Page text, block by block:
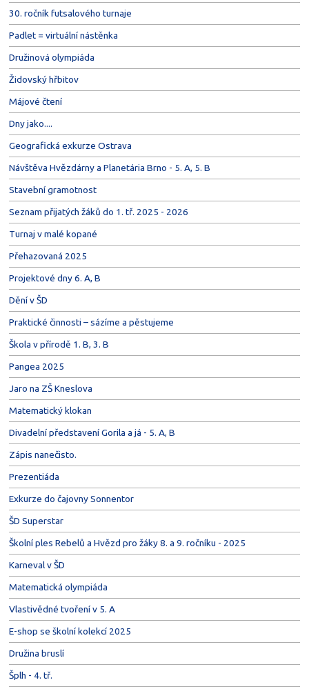
30. ročník futsalového turnaje
Padlet = virtuální nástěnka
Družinová olympiáda
Židovský hřbitov
Májové čtení
Dny jako....
Geografická exkurze Ostrava
Návštěva Hvězdárny a Planetária Brno - 5. A, 5. B
Stavební gramotnost
Seznam přijatých žáků do 1. tř. 2025 - 2026
Turnaj v malé kopané
Přehazovaná 2025
Projektové dny 6. A, B
Dění v ŠD
Praktické činnosti – sázíme a pěstujeme
Škola v přírodě 1. B, 3. B
Pangea 2025
Jaro na ZŠ Kneslova
Matematický klokan
Divadelní představení Gorila a já - 5. A, B
Zápis nanečisto.
Prezentiáda
Exkurze do čajovny Sonnentor
ŠD Superstar
Školní ples Rebelů a Hvězd pro žáky 8. a 9. ročníku - 2025
Karneval v ŠD
Matematická olympiáda
Vlastivědné tvoření v 5. A
E-shop se školní kolekcí 2025
Družina bruslí
Šplh - 4. tř.